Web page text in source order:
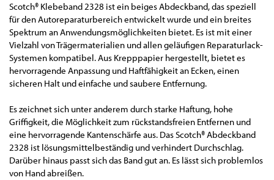
Scotch® Klebeband 2328 ist ein beiges Abdeckband, das speziell
für den Autoreparaturbereich entwickelt wurde und ein breites
Spektrum an Anwendungsmöglichkeiten bietet. Es ist mit einer
Vielzahl von Trägermaterialien und allen geläufigen Reparaturlack-
Systemen kompatibel. Aus Krepppapier hergestellt, bietet es
hervorragende Anpassung und Haftfähigkeit an Ecken, einen
sicheren Halt und einfache und saubere Entfernung.
Es zeichnet sich unter anderem durch starke Haftung, hohe
Griffigkeit, die Möglichkeit zum rückstandsfreien Entfernen und
eine hervorragende Kantenschärfe aus. Das Scotch® Abdeckband
2328 ist lösungsmittelbeständig und verhindert Durchschlag.
Darüber hinaus passt sich das Band gut an. Es lässt sich problemlos
von Hand abreißen.